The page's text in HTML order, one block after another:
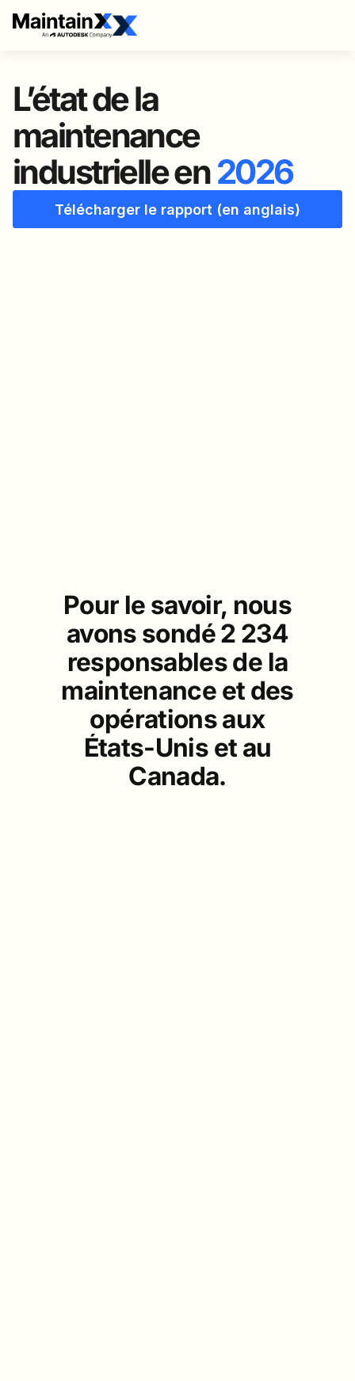
L’état de la
maintenance
industrielle en2026
Télécharger le rapport (en anglais)
Pour le savoir, nous
avons sondé2 234
responsablesde la
maintenance et des
opérationsaux
États-Unis et au
Canada.